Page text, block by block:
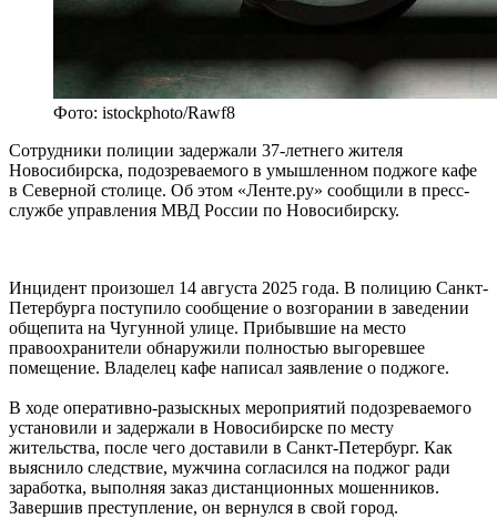
Фото: istockphoto/Rawf8
Сотрудники полиции задержали 37-летнего жителя
Новосибирска, подозреваемого в умышленном поджоге кафе
в Северной столице. Об этом «Ленте.ру» сообщили в пресс-
службе управления МВД России по Новосибирску.
Инцидент произошел 14 августа 2025 года. В полицию Санкт-
Петербурга поступило сообщение о возгорании в заведении
общепита на Чугунной улице. Прибывшие на место
правоохранители обнаружили полностью выгоревшее
помещение. Владелец кафе написал заявление о поджоге.
В ходе оперативно-разыскных мероприятий подозреваемого
установили и задержали в Новосибирске по месту
жительства, после чего доставили в Санкт-Петербург. Как
выяснило следствие, мужчина согласился на поджог ради
заработка, выполняя заказ дистанционных мошенников.
Завершив преступление, он вернулся в свой город.